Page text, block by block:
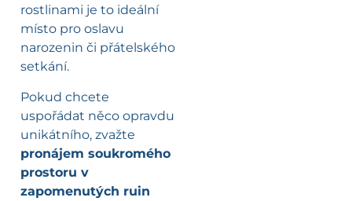
rostlinami je to ideální
místo pro oslavu
narozenin či přátelského
setkání.
Pokud chcete
uspořádat něco opravdu
unikátního, zvažte
pronájem soukromého
prostoru v
zapomenutých ruin